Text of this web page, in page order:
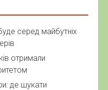
серед майбутніх
отримали
де шукати